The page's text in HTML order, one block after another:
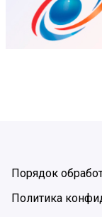
Порядок
Политика